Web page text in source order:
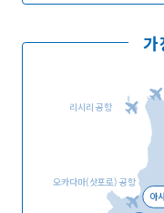
가
오카다마(삿포로) 공항
아
리시리 공항